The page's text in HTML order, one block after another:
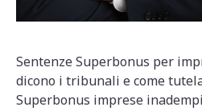
Sentenze Superbonus per
dicono i tribunali e come
Superbonus imprese